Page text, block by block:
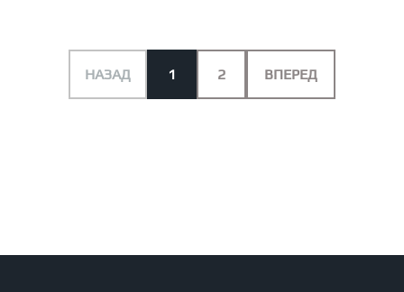
НАЗАД 1 2 ВПЕРЕД